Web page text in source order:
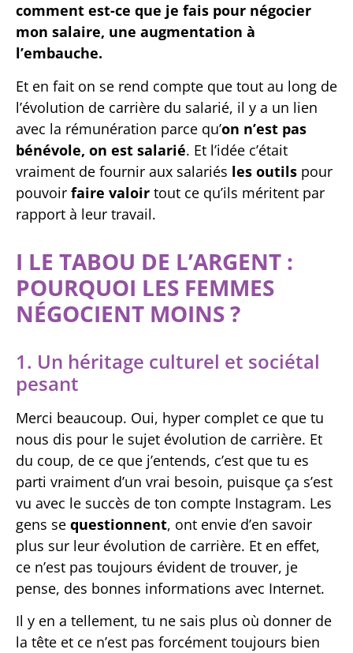
comment est-ce que je fais pour négocier
mon salaire, une augmentation à
l’embauche.
Et en fait on se rend compte que tout au long de
l’évolution de carrière du salarié, il y a un lien
avec la rémunération parce qu’on n’est pas
bénévole, on est salarié. Et l’idée c’était
vraiment de fournir aux salariés les outils pour
pouvoir faire valoir tout ce qu’ils méritent par
rapport à leur travail.
I LE TABOU DE L’ARGENT :
POURQUOI LES FEMMES
NÉGOCIENT MOINS ?
1. Un héritage culturel et sociétal
pesant
Merci beaucoup. Oui, hyper complet ce que tu
nous dis pour le sujet évolution de carrière. Et
du coup, de ce que j’entends, c’est que tu es
parti vraiment d’un vrai besoin, puisque ça s’est
vu avec le succès de ton compte Instagram. Les
gens se questionnent, ont envie d’en savoir
plus sur leur évolution de carrière. Et en effet,
ce n’est pas toujours évident de trouver, je
pense, des bonnes informations avec Internet.
Il y en a tellement, tu ne sais plus où donner de
la tête et ce n’est pas forcément toujours bien